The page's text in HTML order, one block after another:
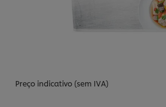
Preço indicativo (sem IVA)